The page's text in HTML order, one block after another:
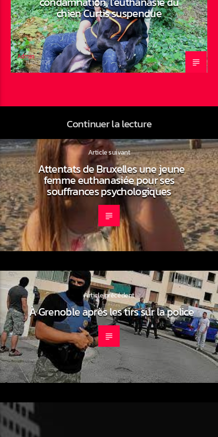
chien Curtis suspendue
Admin
19 JUIN 2026
Continuer la lecture
Article suivant
Attentats de Bruxelles une jeune
femme euthanasiée pour ses
souffrances psychologiques
Article précédent
À Grenoble après les tirs sur la police